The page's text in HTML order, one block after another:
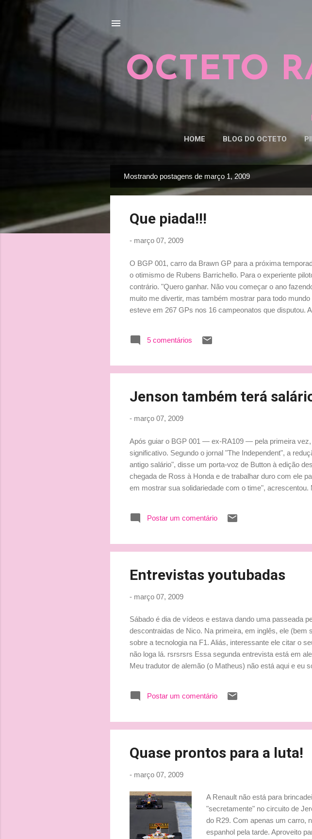
OCTETO
HOME BLOG DO OCTETO
o
Mostrando postagens de março 1, 2009
Que piada!!!
- março 07, 2009
O BGP 001, carro da Brawn GP para a próxima
o otimismo de Rubens Barrichello. Para o experiente
contrário. "Quero ganhar. Não vou começar o ano
muito me divertir, mas também mostrar para todo
esteve em 267 GPs nos 16 campeonatos que disputou.
Aerodinamicamente ele nasceu muito bem, temos o
5 comentários
Jenson também terá
- março 07, 2009
Após guiar o BGP 001 — ex-RA109 — pela primeira
significativo. Segundo o jornal "The Independent", a
antigo salário", disse um porta-voz de Button à edição
chegada de Ross à Honda e de trabalhar duro com ele
em mostrar sua solidariedade com o time",
me disse que dinheiro não é tudo. Não havia forma de
Postar um comentário
Entrevistas youtubadas
- março 07, 2009
Sábado é dia de vídeos e estava dando uma passeada
descontraidas de Nico. Na primeira, em inglês, ele
sobre a tecnologia na F1. Aliás, interessante ele citar o
não loga lá. rsrsrsrs Essa segunda entrevista está em
Meu tradutor de alemão (o Matheus) não está aqui e eu
franjão e all star desamarrado. Kids... tsc tsc tsc...
Postar um comentário
Quase prontos para a luta!
- março 07, 2009
A Renault não está para
"secretamente" no circuito de
do R29. Com apenas um carro,
espanhol pela tarde. Aproveito